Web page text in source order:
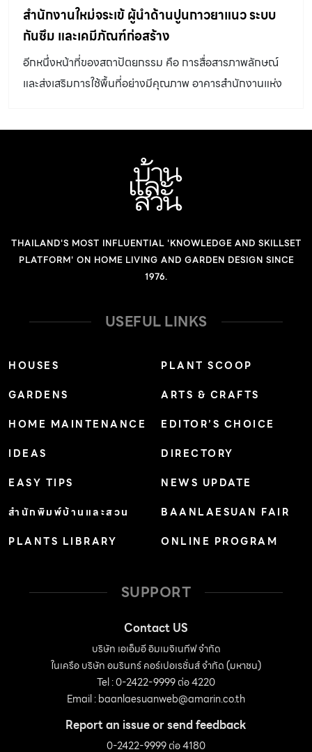
สำนักงานใหม่จระเข้ ผู้นำด้านปูนกาวยาแนว ระบบ
กันซึม และเคมีภัณฑ์ก่อสร้าง
อีกหนึ่งหน้าที่ของสถาปัตยกรรม คือ การสื่อสารภาพลักษณ์
และส่งเสริมการใช้พื้นที่อย่างมีคุณภาพ อาคารสำนักงานแห่ง
ผู้นำด้านระบบกันซึม ปูนกาวยาแนว และเคมีภัณฑ์ก่อสร้าง จึง
เป็นทรงหัวและตัวจระเข้แบบกราฟิก ซึ่งจระเข้เป็นสัญลักษณ์
สื่อถึงความแข็งแรง ไม่ย่อท้อ อายุยืน การปรับตัวได้ดี และมี
ความรักครอบครัว บริษัทจึงนำมาเป็นตัวแทนของความ
และออกแบบโดยคำนึงถึงความสุขในการทำงานของพนักงาน
เป็นสำคัญ ดีไซน์เพื่อความเป็นหนึ่ง กว่า 28 ปีตั้งแต่ก่อตั้ง
รวดเร็ว จนปัจจุบันได้เปิดออฟฟิศหลังใหม่ในย่าน
เดียวกันด้วยฟาซาดแผ่นอะลูมิเนียมที่เปลี่ยนสีได้ตามการหักเห
แสง ออกแบบเป็นทรงจระเข้ตวัดหาง โดยเปรียบอาคารด้าน
มองไปข้างหน้า อาคารส่วนกลางตรงกับส่วนท้องที่สื่อถึง
ความอุดมสมบูรณ์จึงเป็นฝ่ายการเงินและสำนักงาน อาคาร
สำหรับพนักงานซึ่งมีร้านอาหาร สถานที่ออกกำลังกาย รวมถึง
ความสุขให้พนักงานที่เสมือนคนในครอบครัว ซึ่งจะเป็นแรง
Thru Happiness” การเติบโตจะมั่นคงและยั่งยืนได้ก็ต่อเมื่อ
มีจุดยืนที่ชัดเจนและไม่ลืมอดีตซึ่งคือประสบการณ์อันมีค่า
ภายในอาคารจึงมีส่วนพิพิธภัณฑ์ที่จัดในธีม “Journey Thru
Happiness” เล่าความเป็นมาของบริษัทโดยแบ่งเป็น […]
THAILAND'S MOST INFLUENTIAL 'KNOWLEDGE AND SKILLSET
PLATFORM' ON HOME LIVING AND GARDEN DESIGN SINCE
1976.
USEFUL LINKS
HOUSES
GARDENS
HOME MAINTENANCE
IDEAS
EASY TIPS
สำนักพิมพ์บ้านและสวน
PLANTS LIBRARY
PLANT SCOOP
ARTS & CRAFTS
EDITOR’S CHOICE
DIRECTORY
NEWS UPDATE
BAANLAESUAN FAIR
ONLINE PROGRAM
SUPPORT
Contact US
บริษัท เอเอ็มอี อิมเมจิเนทีฟ จำกัด
ในเครือ บริษัท อมรินทร์ คอร์เปอเรชั่นส์ จำกัด (มหาชน)
Tel : 0-2422-9999 ต่อ 4220
Email :baanlaesuanweb@amarin.co.th
Report an issue or send feedback
0-2422-9999 ต่อ 4180